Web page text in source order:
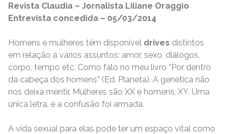
Revista Claudia – Jornalista Liliane Oraggio
Entrevista concedida – 05/03/2014
Homens e mulheres têm disponível drives distintos
em relação a vários assuntos: amor, sexo, diálogos,
corpo, tempo etc. Como falo no meu livro “Por dentro
da cabeça dos homens” (Ed. Planeta). A genética não
nos deixa mentir. Mulheres são XX e homens, XY. Uma
única letra, e a confusão foi armada.
A vida sexual para elas pode ter um espaço vital como